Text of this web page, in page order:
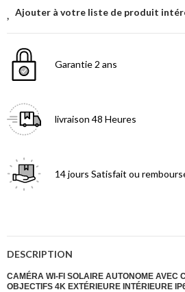
Ajouter à votre liste de produit
Garantie 2 ans
livraison 48 Heures
14 jours Satisfait ou
DESCRIPTION
CAMÉRA WI-FI SOLAIRE AUTONOME AVEC
OBJECTIFS 4K EXTÉRIEURE INTÉRIEURE